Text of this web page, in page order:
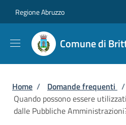
Regione Abruzzo
Comune di
Briciole di pane
Home / Domande frequenti /
Quando possono essere
dalle Pubbliche